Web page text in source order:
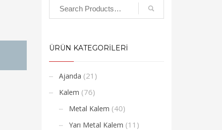
ÜRÜN KATEGORİLERİ
Ajanda (21)
Kalem (76)
Metal Kalem (40)
Yarı Metal Kalem (11)